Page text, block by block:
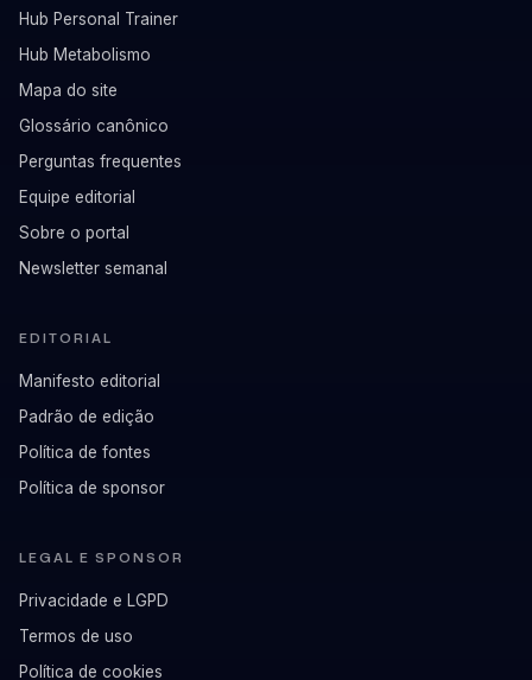
Hub Personal Trainer
Hub Metabolismo
Mapa do site
Glossário canônico
Perguntas frequentes
Equipe editorial
Sobre o portal
Newsletter semanal
EDITORIAL
Manifesto editorial
Padrão de edição
Política de fontes
Política de sponsor
LEGAL E SPONSOR
Privacidade e LGPD
Termos de uso
Política de cookies